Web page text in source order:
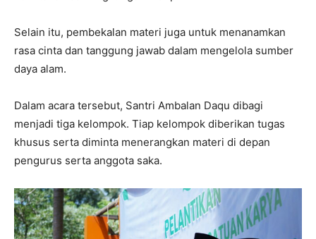
Selain itu, pembekalan materi juga untuk menanamkan
rasa cinta dan tanggung jawab dalam mengelola sumber
daya alam.
Dalam acara tersebut, Santri Ambalan Daqu dibagi
menjadi tiga kelompok. Tiap kelompok diberikan tugas
khusus serta diminta menerangkan materi di depan
pengurus serta anggota saka.